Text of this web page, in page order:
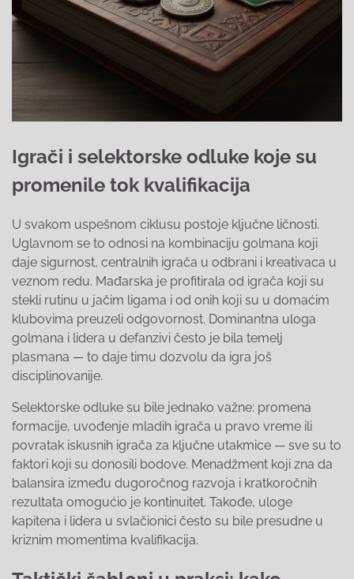
Igrači i selektorske odluke koje su
promenile tok kvalifikacija
U svakom uspešnom ciklusu postoje ključne ličnosti.
Uglavnom se to odnosi na kombinaciju golmana koji
daje sigurnost, centralnih igrača u odbrani i kreativaca u
veznom redu. Mađarska je profitirala od igrača koji su
stekli rutinu u jačim ligama i od onih koji su u domaćim
klubovima preuzeli odgovornost. Dominantna uloga
golmana i lidera u defanzivi često je bila temelj
plasmana — to daje timu dozvolu da igra još
disciplinovanije.
Selektorske odluke su bile jednako važne: promena
formacije, uvođenje mladih igrača u pravo vreme ili
povratak iskusnih igrača za ključne utakmice — sve su to
faktori koji su donosili bodove. Menadžment koji zna da
balansira između dugoročnog razvoja i kratkoročnih
rezultata omogućio je kontinuitet. Takođe, uloge
kapitena i lidera u svlačionici često su bile presudne u
kriznim momentima kvalifikacija.